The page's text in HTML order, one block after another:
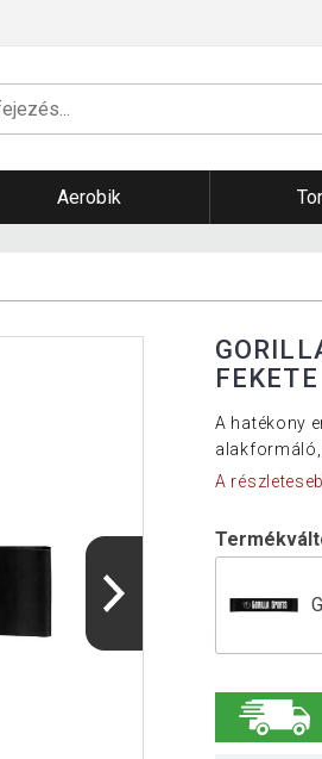
Aerobik
FEKETE
A hatékony
alakformáló,
A